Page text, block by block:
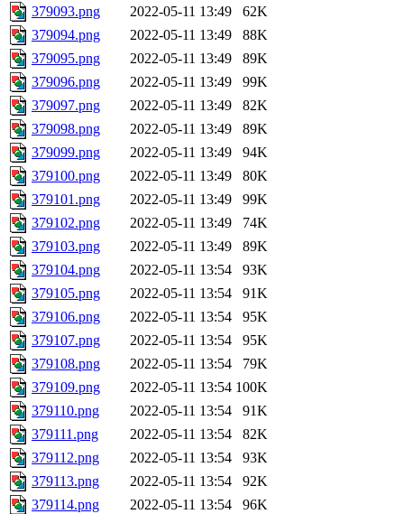
379093.png
2022-05-11 13:49
62K
379094.png
2022-05-11 13:49
88K
379095.png
2022-05-11 13:49
89K
379096.png
2022-05-11 13:49
99K
379097.png
2022-05-11 13:49
82K
379098.png
2022-05-11 13:49
89K
379099.png
2022-05-11 13:49
94K
379100.png
2022-05-11 13:49
80K
379101.png
2022-05-11 13:49
99K
379102.png
2022-05-11 13:49
74K
379103.png
2022-05-11 13:49
89K
379104.png
2022-05-11 13:54
93K
379105.png
2022-05-11 13:54
91K
379106.png
2022-05-11 13:54
95K
379107.png
2022-05-11 13:54
95K
379108.png
2022-05-11 13:54
79K
379109.png
2022-05-11 13:54 100K
379110.png
2022-05-11 13:54
91K
379111.png
2022-05-11 13:54
82K
379112.png
2022-05-11 13:54
93K
379113.png
2022-05-11 13:54
92K
379114.png
2022-05-11 13:54
96K